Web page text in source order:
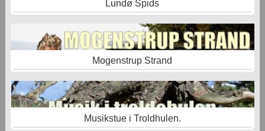
Lundø Spids
Mogenstrup Strand
Musikstue i Troldhulen.